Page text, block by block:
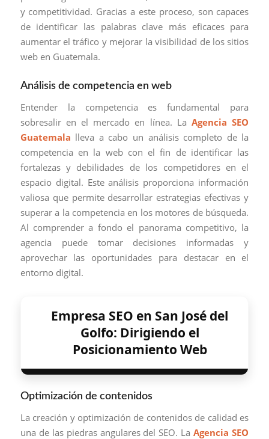
y competitividad. Gracias a este proceso, son capaces
de identificar las palabras clave más eficaces para
aumentar el tráfico y mejorar la visibilidad de los sitios
web en Guatemala.
Análisis de competencia en web
Entender la competencia es fundamental para
sobresalir en el mercado en línea. LaAgencia SEO
Guatemala lleva a cabo un análisis completo de la
competencia en la web con el fin de identificar las
fortalezas y debilidades de los competidores en el
espacio digital. Este análisis proporciona información
valiosa que permite desarrollar estrategias efectivas y
superar a la competencia en los motores de búsqueda.
Al comprender a fondo el panorama competitivo, la
agencia puede tomar decisiones informadas y
aprovechar las oportunidades para destacar en el
entorno digital.
Empresa SEO en San José del
Golfo: Dirigiendo el
Posicionamiento Web
Optimización de contenidos
La creación y optimización de contenidos de calidad es
una de las piedras angulares del SEO. LaAgencia SEO